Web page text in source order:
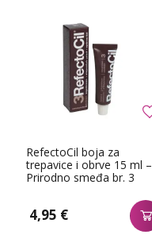
RefectoCil boja za
trepavice i obrve 15 ml –
Prirodno smeđa br. 3
4,95 €